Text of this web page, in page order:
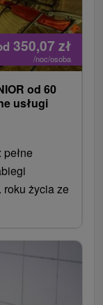
hotelu
Zobacz
350,07 zł
/noc/osoba
od 60
usługi
życia ze